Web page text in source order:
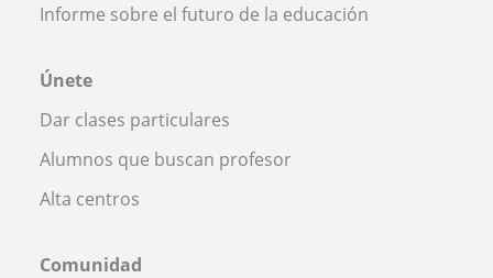
Informe sobre el futuro de la educación
Únete
Dar clases particulares
Alumnos que buscan profesor
Alta centros
Comunidad